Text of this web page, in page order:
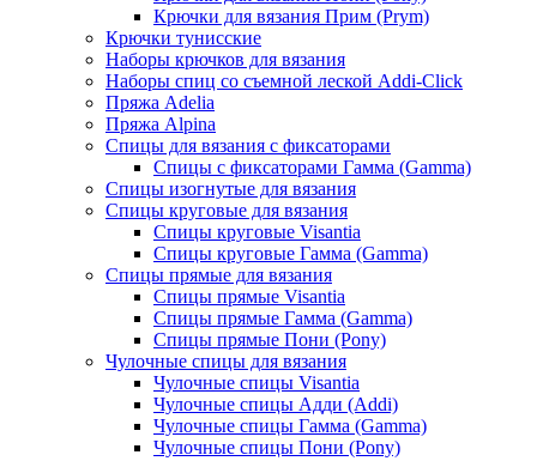
Крючки для вязания Прим (Prym)
Крючки тунисские
Наборы крючков для вязания
Наборы спиц со съемной леской Addi-Click
Пряжа Adelia
Пряжа Alpina
Спицы для вязания с фиксаторами
Спицы с фиксаторами Гамма (Gamma)
Спицы изогнутые для вязания
Спицы круговые для вязания
Спицы круговые Visantia
Спицы круговые Гамма (Gamma)
Спицы прямые для вязания
Спицы прямые Visantia
Спицы прямые Гамма (Gamma)
Спицы прямые Пони (Pony)
Чулочные спицы для вязания
Чулочные спицы Visantia
Чулочные спицы Адди (Addi)
Чулочные спицы Гамма (Gamma)
Чулочные спицы Пони (Pony)